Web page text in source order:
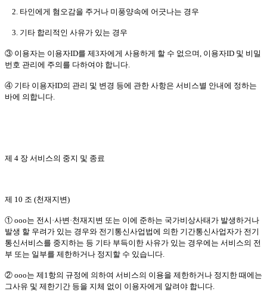
2. 타인에게 혐오감을 주거나 미풍양속에 어긋나는 경우
3. 기타 합리적인 사유가 있는 경우
③ 이용자는 이용자ID를 제3자에게 사용하게 할 수 없으며, 이용자ID 및 비밀
번호 관리에 주의를 다하여야 합니다.
④ 기타 이용자ID의 관리 및 변경 등에 관한 사항은 서비스별 안내에 정하는
바에 의합니다.
제 4 장 서비스의 중지 및 종료
제 10 조 (천재지변)
① ooo는 전시·사변·천재지변 또는 이에 준하는 국가비상사태가 발생하거나
발생 할 우려가 있는 경우와 전기통신사업법에 의한 기간통신사업자가 전기
통신서비스를 중지하는 등 기타 부득이한 사유가 있는 경우에는 서비스의 전
부 또는 일부를 제한하거나 정지할 수 있습니다.
② ooo는 제1항의 규정에 의하여 서비스의 이용을 제한하거나 정지한 때에는
그사유 및 제한기간 등을 지체 없이 이용자에게 알려야 합니다.